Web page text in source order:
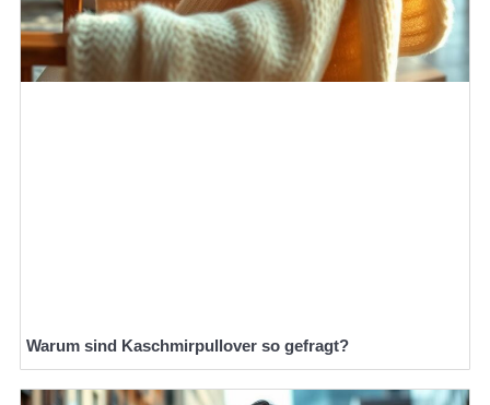
Warum sind Kaschmirpullover so gefragt?